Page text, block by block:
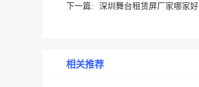
下一篇:
深圳舞台租赁屏厂家哪家好
相关推荐